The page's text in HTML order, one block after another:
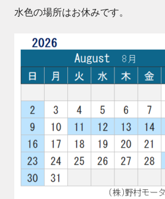
水色の場所はお休みです。